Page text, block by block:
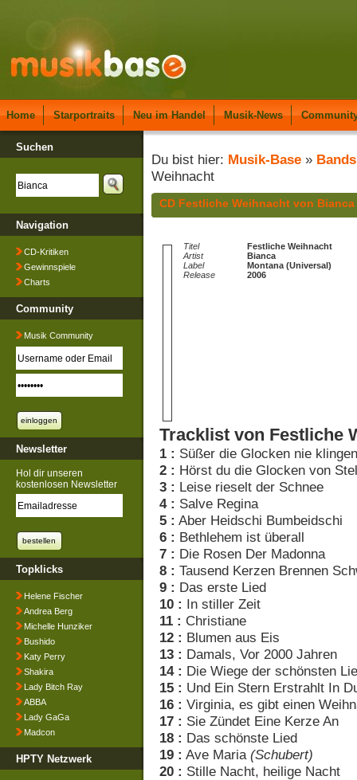
Home Starportraits Neu im Handel Musik-News
Suchen
Navigation
CD-Kritiken
Gewinnspiele
Charts
Community
Musik Community
Newsletter
Hol dir unseren
kostenlosen Newsletter
Topklicks
Helene Fischer
Andrea Berg
Michelle Hunziker
Bushido
Katy Perry
Shakira
Lady Bitch Ray
ABBA
Lady GaGa
Madcon
HPTY Netzwerk
Du bist hier: Musik-Base » Bands
Weihnacht
CD Festliche Weihnacht von Bianca
Titel
Festliche Weihnacht
Artist
Bianca
Label
Montana (Universal)
Release
2006
Tracklist von Festliche
1 : Süßer die Glocken nie klingen
2 : Hörst du die Glocken von
3 : Leise rieselt der Schnee
4 : Salve Regina
5 : Aber Heidschi Bumbeidschi
6 : Bethlehem ist überall
7 : Die Rosen Der Madonna
8 : Tausend Kerzen Brennen
9 : Das erste Lied
10 : In stiller Zeit
11 : Christiane
12 : Blumen aus Eis
13 : Damals, Vor 2000 Jahren
14 : Die Wiege der schönsten
15 : Und Ein Stern Erstrahlt In
16 : Virginia, es gibt einen
17 : Sie Zündet Eine Kerze An
18 : Das schönste Lied
19 : Ave Maria (Schubert)
20 : Stille Nacht, heilige Nacht